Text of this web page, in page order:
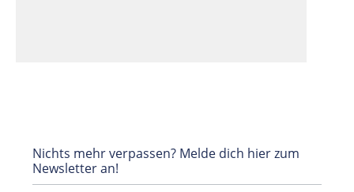
Nichts mehr verpassen? Melde dich hier zum
Newsletter an!